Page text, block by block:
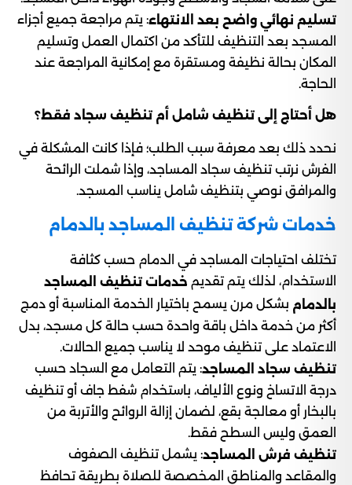
تسليم نهائي واضح بعد الانتهاء: يتم مراجعة جميع أجزاء
المسجد بعد التنظيف للتأكد من اكتمال العمل وتسليم
المكان بحالة نظيفة ومستقرة مع إمكانية المراجعة عند
الحاجة.
هل أحتاج إلى تنظيف شامل أم تنظيف سجاد فقط؟
نحدد ذلك بعد معرفة سبب الطلب؛ فإذا كانت المشكلة في
الفرش نرتب تنظيف سجاد المساجد، وإذا شملت الرائحة
والمرافق نوصي بتنظيف شامل يناسب المسجد.
خدمات شركة تنظيف المساجد بالدمام
تختلف احتياجات المساجد في الدمام حسب كثافة
الاستخدام، لذلك يتم تقديم خدمات تنظيف المساجد
بالدمام بشكل مرن يسمح باختيار الخدمة المناسبة أو دمج
أكثر من خدمة داخل باقة واحدة حسب حالة كل مسجد، بدل
الاعتماد على تنظيف موحد لا يناسب جميع الحالات.
تنظيف سجاد المساجد: يتم التعامل مع السجاد حسب
درجة الاتساخ ونوع الألياف، باستخدام شفط جاف أو تنظيف
بالبخار أو معالجة بقع، لضمان إزالة الروائح والأتربة من
العمق وليس السطح فقط.
تنظيف فرش المساجد: يشمل تنظيف الصفوف
والمقاعد والمناطق المخصصة للصلاة بطريقة تحافظ